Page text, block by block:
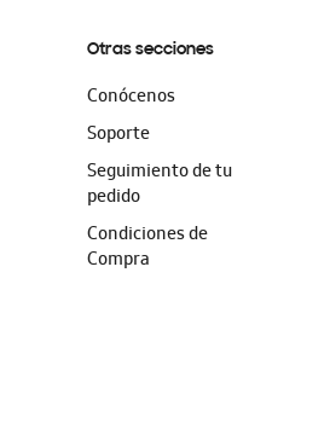
Otras secciones
Conócenos
Soporte
Seguimiento de tu
pedido
Condiciones de
Compra